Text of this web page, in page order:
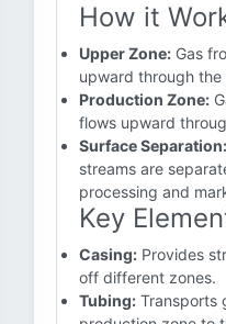
How it
Upper Zone: Gas
upward through the
Production Zone:
flows upward
Surface Separation:
streams are
processing and
Key
Casing: Provides
off different zones.
Tubing: Transports